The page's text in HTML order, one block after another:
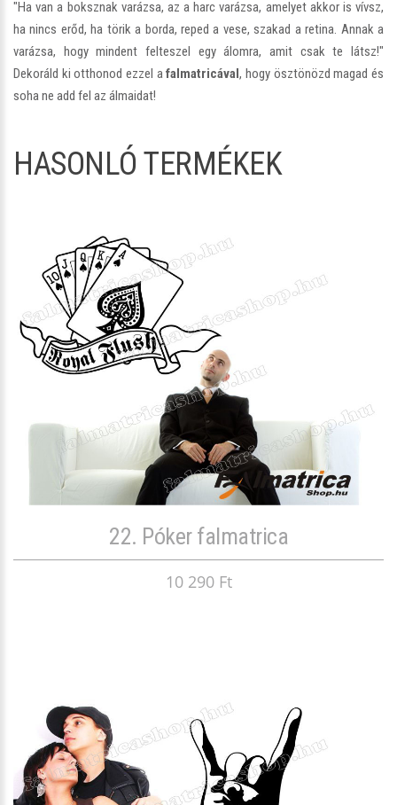
"Ha van a boksznak varázsa, az a harc varázsa, amelyet akkor is vívsz,
ha nincs erőd, ha törik a borda, reped a vese, szakad a retina. Annak a
varázsa, hogy mindent felteszel egy álomra, amit csak te látsz!"
Dekoráld ki otthonod ezzel afalmatricával, hogy ösztönözd magad és
soha ne add fel az álmaidat!
HASONLÓ TERMÉKEK
22. Póker falmatrica
10 290 Ft